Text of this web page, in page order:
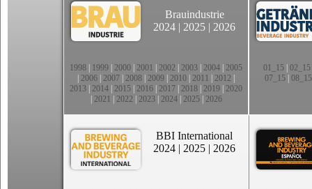
Brauindustrie
2024 | 2025 | 2026
1998 1999 2000 2001 2002 2003 2004 2005
2006 2007 2008 2009 2010 2011 2012
2013 2014 2015 2016 2017 2018 2019 2020
2021 2022 2023| 2024| 2025| 2026
01_15| 02_15
07_15 08_15
BBI International
2024 | 2025 | 2026